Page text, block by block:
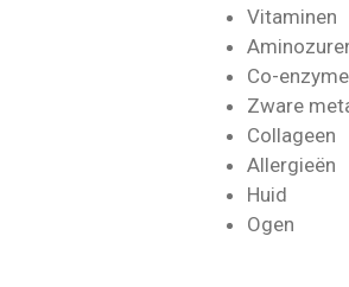
Vitaminen
Co-
Zware
Collageen
Allergieën
Huid
Ogen